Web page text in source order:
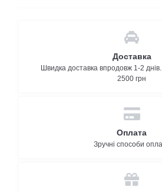
Доставка
Швидка доставка впродовж 1-2
2500 грн
Оплата
Зручні способи